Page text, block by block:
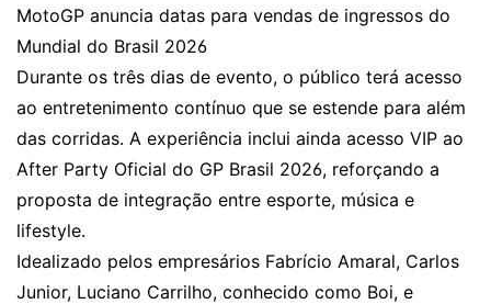
MotoGP anuncia datas para vendas de ingressos do
Mundial do Brasil 2026
Durante os três dias de evento, o público terá acesso
ao entretenimento contínuo que se estende para além
das corridas. A experiência inclui ainda acesso VIP ao
After Party Oficial do GP Brasil 2026, reforçando a
proposta de integração entre esporte, música e
lifestyle.
Idealizado pelos empresários Fabrício Amaral, Carlos
Junior, Luciano Carrilho, conhecido como Boi, e